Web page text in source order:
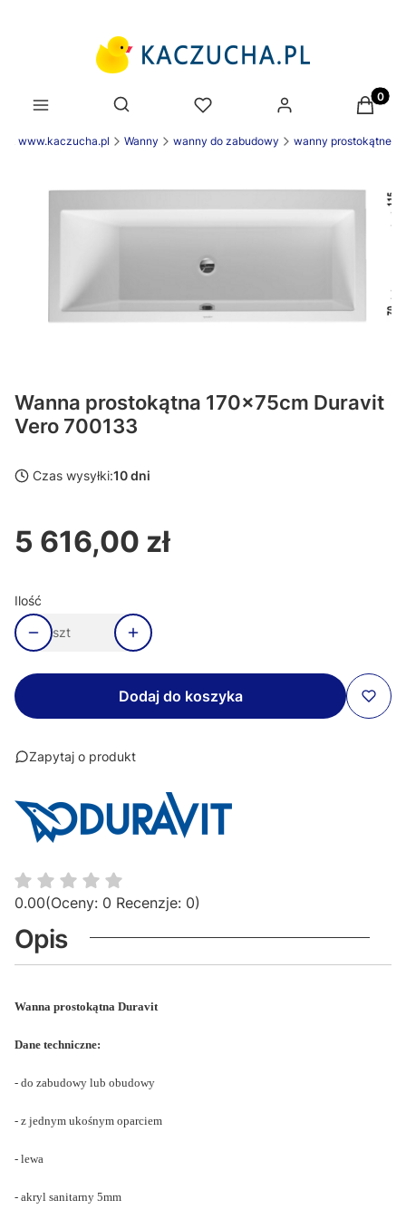
Otwórz wyszukiwarkę
www.kaczucha.pl Wanny wanny do zabudowy wanny prostokątne
Wanna prostokątna 170x75cm Duravit
Vero 700133
Czas wysyłki:10 dni
Cena
5 616,00 zł
Ilość
szt
Dodaj do koszyka
Zapytaj o produkt
0.00(Oceny: 0 Recenzje: 0)
Opis
Wanna prostokątna Duravit
Dane techniczne:
- do zabudowy lub obudowy
- z jednym ukośnym oparciem
- lewa
- akryl sanitarny 5mm